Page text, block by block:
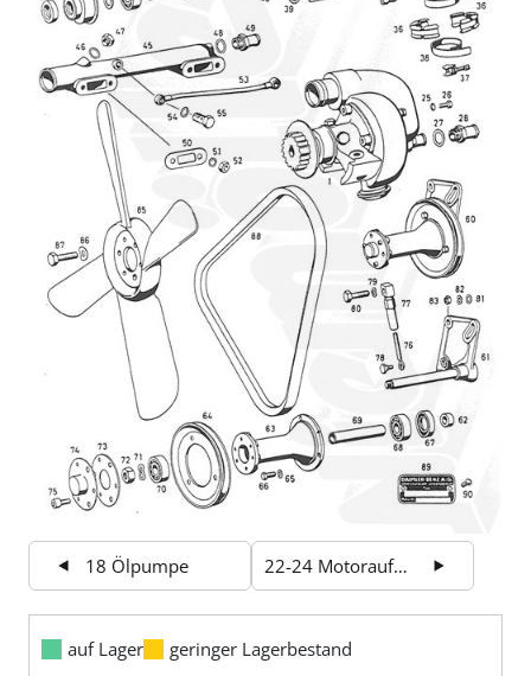
18 Ölpumpe 22-24 Motoraufhängung
auf Lager
geringer Lagerbestand